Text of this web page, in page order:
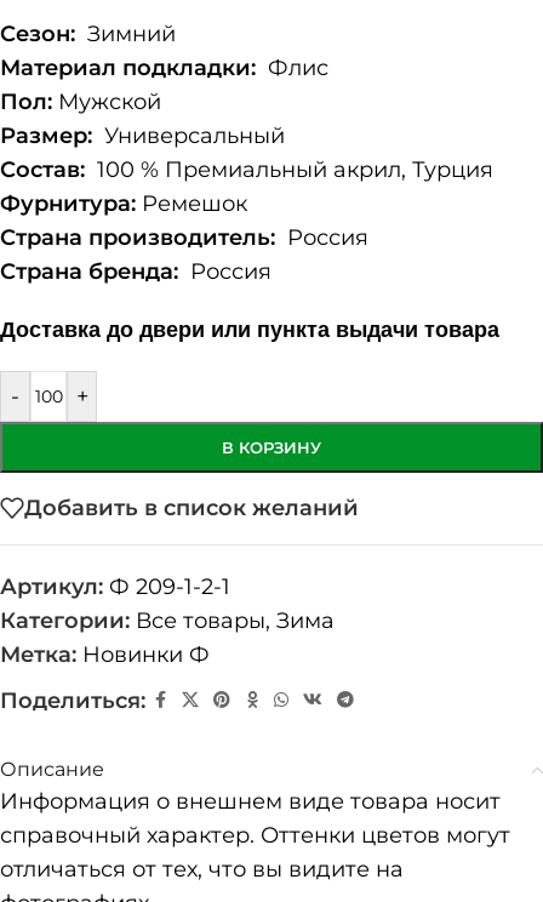
Сезон: Зимний
Материал подкладки: Флис
Пол: Мужской
Размер: Универсальный
Состав: 100 % Премиальный акрил, Турция
Фурнитура: Ремешок
Страна производитель: Россия
Страна бренда: Россия
Доставка до двери или пункта выдачи товара
- +
В КОРЗИНУ
Добавить в список желаний
Артикул: Ф 209-1-2-1
Категории: Все товары, Зима
Метка: Новинки Ф
Поделиться:
Описание
Информация о внешнем виде товара носит
справочный характер. Оттенки цветов могут
отличаться от тех, что вы видите на